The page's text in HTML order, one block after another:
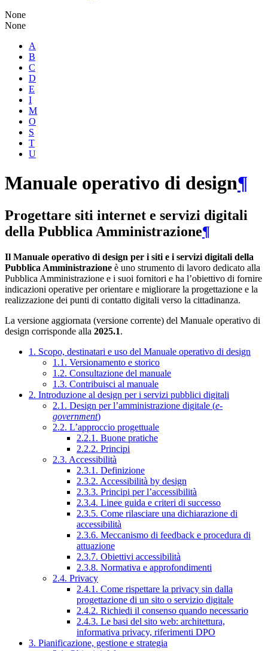
None
None
A
B
C
D
E
I
M
O
S
T
U
Manuale operativo di design¶
Progettare siti internet e servizi digitali
della Pubblica Amministrazione¶
Il Manuale operativo di design per i siti e i servizi digitali della
Pubblica Amministrazione è uno strumento di lavoro dedicato alla
Pubblica Amministrazione e i suoi fornitori e ha l’obiettivo di fornire
indicazioni operative per orientare e migliorare la progettazione e la
realizzazione dei punti di contatto digitali verso la cittadinanza.
La versione aggiornata (versione corrente) del Manuale operativo di
design corrisponde alla 2025.1.
1. Scopo, destinatari e uso del Manuale operativo di design
1.1. Versionamento e storico
1.2. Consultazione del manuale
1.3. Contribuisci al manuale
2. Introduzione al design per i servizi pubblici digitali
2.1. Design per l’amministrazione digitale (e-
government)
2.2. L’approccio progettuale
2.2.1. Buone pratiche
2.2.2. Principi
2.3. Accessibilità
2.3.1. Definizione
2.3.2. Accessibilità by design
2.3.3. Principi per l’accessibilità
2.3.4. Linee guida e criteri di successo
2.3.5. Come rilasciare una dichiarazione di
accessibilità
2.3.6. Meccanismo di feedback e procedura di
attuazione
2.3.7. Obiettivi accessibilità
2.3.8. Normativa e approfondimenti
2.4. Privacy
2.4.1. Come rispettare la privacy sin dalla
progettazione di un sito o servizio digitale
2.4.2. Richiedi il consenso quando necessario
2.4.3. Le basi del sito web: architettura,
informativa privacy, riferimenti DPO
3. Pianificazione, gestione e strategia